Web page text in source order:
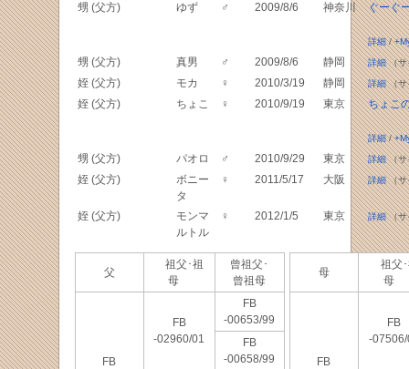
甥 (父方) ゆず ♂ 2009/8/6 神奈川 ぐーぐ
詳細/
甥 (父方) 真男 ♂ 2009/8/6 静岡 詳細（サ
姪 (父方) モカ ♀ 2010/3/19 静岡 詳細（サ
姪 (父方) ちょこ ♀ 2010/9/19 東京 ちょこ
詳細/
甥 (父方) パオロ ♂ 2010/9/29 東京 詳細（サ
姪 (父方)
ボニー
タ
♀ 2011/5/17 大阪 詳細（サ
姪 (父方)
モンマ
ルトル
♀ 2012/1/5 東京 詳細（サ
父
祖父･祖
母
曾祖父･
曾祖母
FB
FB
-02960/01
FB
-00653/99
FB
-00658/99
母
祖父･
母
FB
FB
-07506/